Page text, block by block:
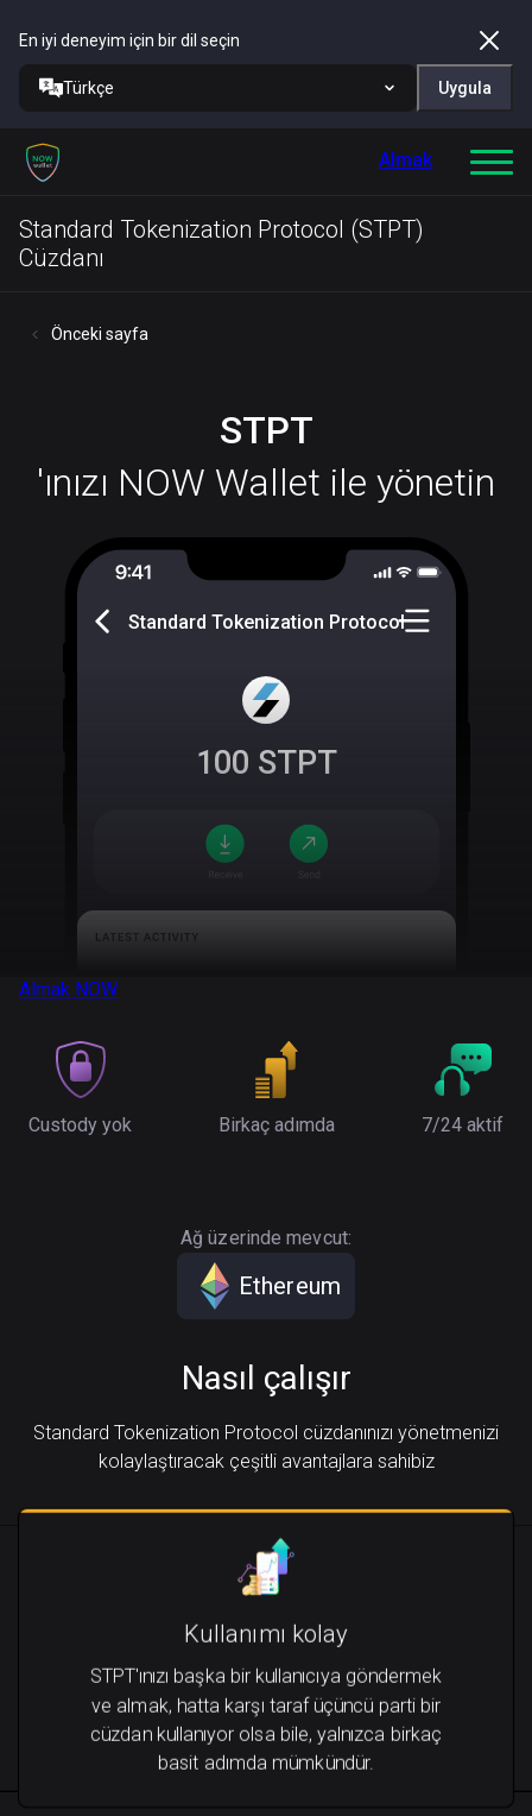
En iyi deneyim için bir dil seçin
Türkçe Uygula
Almak
Standard Tokenization Protocol (STPT)
Cüzdanı
Önceki sayfa
STPT
'ınızı NOW Wallet ile yönetin
Standard Tokenization Protocol
100 STPT
Almak NOW
Custody yok Birkaç adımda 7/24 aktif
Ağ üzerinde mevcut:
Ethereum
Nasıl çalışır
Standard Tokenization Protocol cüzdanınızı yönetmenizi
kolaylaştıracak çeşitli avantajlara sahibiz
Kullanımı kolay
STPT'ınızı başka bir kullanıcıya göndermek
ve almak, hatta karşı taraf üçüncü parti bir
cüzdan kullanıyor olsa bile, yalnızca birkaç
basit adımda mümkündür.